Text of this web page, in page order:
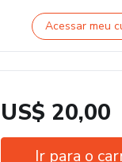
Acessar meu
US$ 20,00
Ir para o